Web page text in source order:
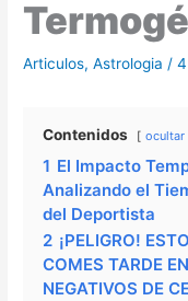
Articulos,Astrologia /
Contenidos ocultar
1 El Impacto
Analizando el
del Deportista
2 ¡PELIGRO!
COMES TARDE
NEGATIVOS DE